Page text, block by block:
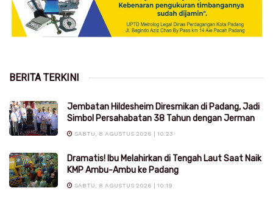
BERITA TERKINI
Jembatan Hildesheim Diresmikan di Padang, Jadi
Simbol Persahabatan 38 Tahun dengan Jerman
SABTU, 8 AGUSTUS 2026 | 10:23
Dramatis! Ibu Melahirkan di Tengah Laut Saat Naik
KMP Ambu-Ambu ke Padang
SABTU, 8 AGUSTUS 2026 | 10:19